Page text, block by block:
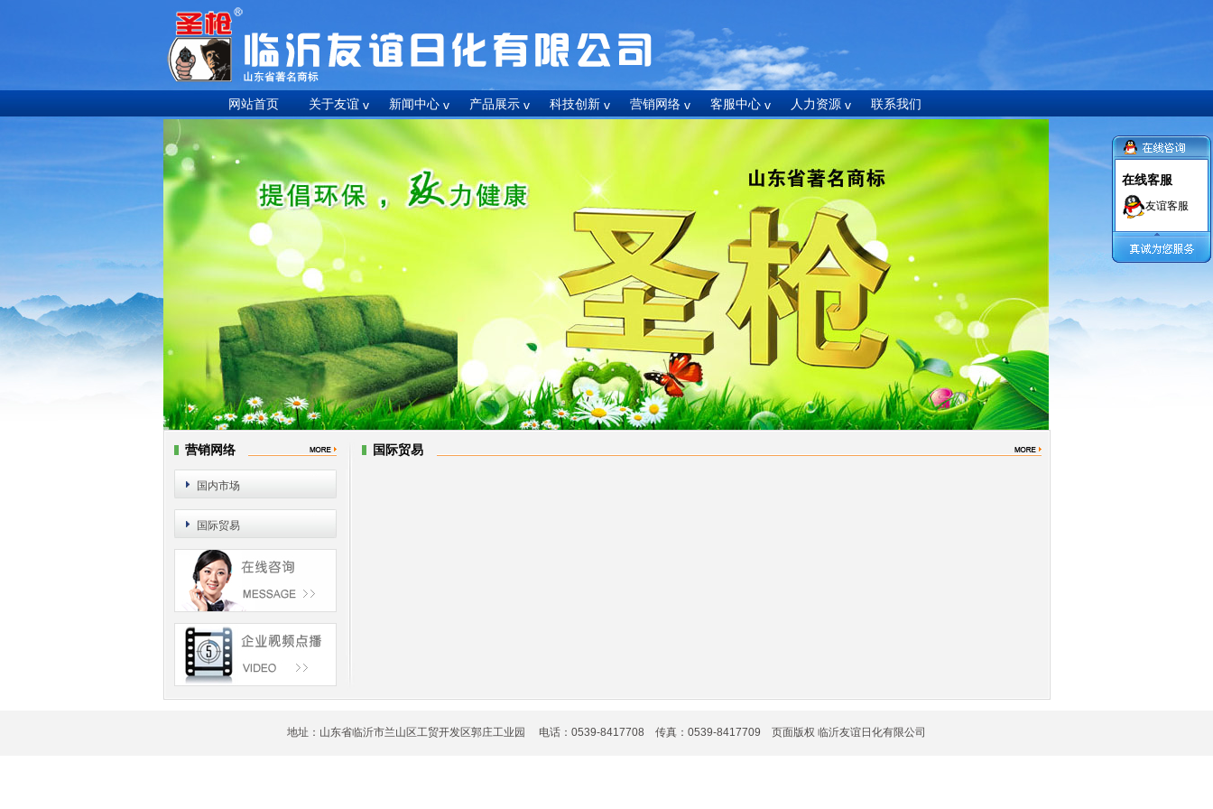
网站首页 关于友谊 新闻中心 产品展示 科技创新 营销网络 客服中心 人力资源 联系我们
营销网络
国内市场
国际贸易
国际贸易
地址：山东省临沂市兰山区工贸开发区郭庄工业园 电话：0539-8417708 传真：0539-8417709 页面版权 临沂友谊日化有限公司
在线客服
友谊客服